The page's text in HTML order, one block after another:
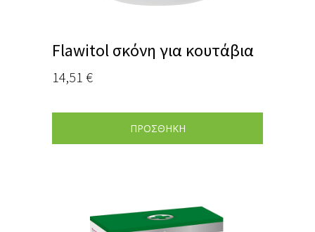
Flawitol σκόνη για κουτάβια
14,51 €
ΠΡΟΣΘΗΚΗ